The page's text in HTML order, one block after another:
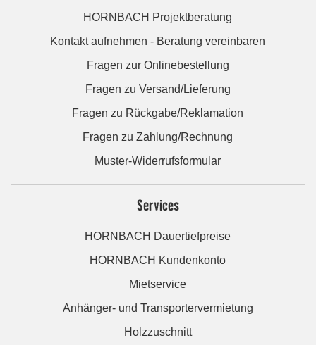
HORNBACH Projektberatung
Kontakt aufnehmen - Beratung vereinbaren
Fragen zur Onlinebestellung
Fragen zu Versand/Lieferung
Fragen zu Rückgabe/Reklamation
Fragen zu Zahlung/Rechnung
Muster-Widerrufsformular
Services
HORNBACH Dauertiefpreise
HORNBACH Kundenkonto
Mietservice
Anhänger- und Transportervermietung
Holzzuschnitt